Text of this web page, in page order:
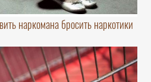
наркомана бросить наркотики